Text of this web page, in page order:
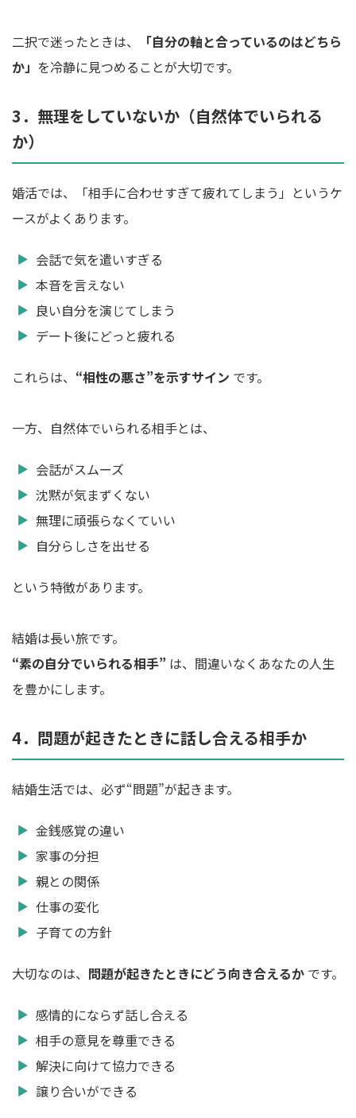
二択で迷ったときは、
「自分の軸と合っているのはどちら
か」 を冷静に見つめることが大切です。
3．無理をしていないか（自然体でいられる
か）
婚活では、「相手に合わせすぎて疲れてしまう」というケ
ースがよくあります。
会話で気を遣いすぎる
本音を言えない
良い自分を演じてしまう
デート後にどっと疲れる
これらは、 “相性の悪さ”を示すサイン です。
一方、自然体でいられる相手とは、
会話がスムーズ
沈黙が気まずくない
無理に頑張らなくていい
自分らしさを出せる
という特徴があります。
結婚は長い旅です。
“素の自分でいられる相手” は、間違いなくあなたの人生
を豊かにします。
4．問題が起きたときに話し合える相手か
結婚生活では、必ず“問題”が起きます。
金銭感覚の違い
家事の分担
親との関係
仕事の変化
子育ての方針
大切なのは、 問題が起きたときにどう向き合えるか です。
感情的にならず話し合える
相手の意見を尊重できる
解決に向けて協力できる
譲り合いができる